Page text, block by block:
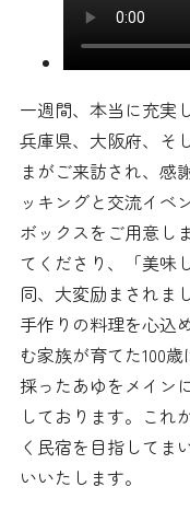
一週間、本当に充実
兵庫県、大阪府、そ
まがご来訪され、感
ッキングと交流イベ
ボックスをご用意し
てくださり、「美味
同、大変励まされま
手作りの料理を心込
む家族が育てた100
採ったあゆをメイン
しております。これ
く民宿を目指してま
いいたします。